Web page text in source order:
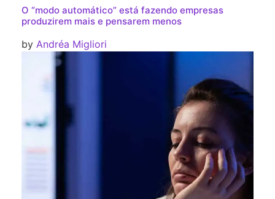
O “modo automático” está fazendo empresas
produzirem mais e pensarem menos
by Andréa Migliori